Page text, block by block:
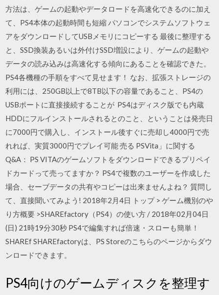
方法は、ゲームの起動やデータロードを高速化できるのに加え
て、PS4本体の起動時間も短縮 パソコンでシステムソフトウェ
アをダウンロードしてUSBメモリにコピーする 最後に整理する
と、SSD換装あるいは外付けSSD増設により、ゲームの起動や
データの読み込みは高速化する傾向にあることを確認できた。
PS4各機種の手順をすべて見せます！ なお、拡張ストレージの
利用には、250GB以上で8TB以下の容量であること、PS4の
USBポートに直接接続することが PS4はディスク版でも内蔵
HDDにフルインストールされるとのこと、ということは発売日
に7000円で購入し、インストール後すぐに売却し4000円で売
れれば、実質3000円でプレイ可能 売る PSVita」に関する
Q&A： PS VITAのゲームソフトをダウンロードできるプリペイ
ドカードって売ってますか？ PS4で複数のユーザーを作成した
場合、セーブデータの共有やコピーは出来ませんよね？ 質問し
て、直接聞いてみよう! 2018年2月4日 トップ > ゲーム機別のや
り方概要 >SHAREfactory（PS4）の使い方 / 2018年02月04日
(日) 21時19分30秒 PS4で編集すれば倍速・スローも簡単！
SHAREf SHAREfactoryは、PS Storeのこちらのページからダウ
ンロードできます。
PS4向けのゲームディスクを整理す